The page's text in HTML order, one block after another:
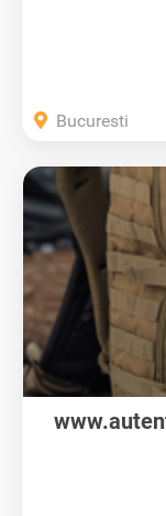
Bucuresti